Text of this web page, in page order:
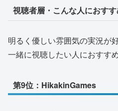
視聴者層・こんな人におす
明るく優しい雰囲気の実況が
一緒に視聴したい人におすすめ
第9位：HikakinGames